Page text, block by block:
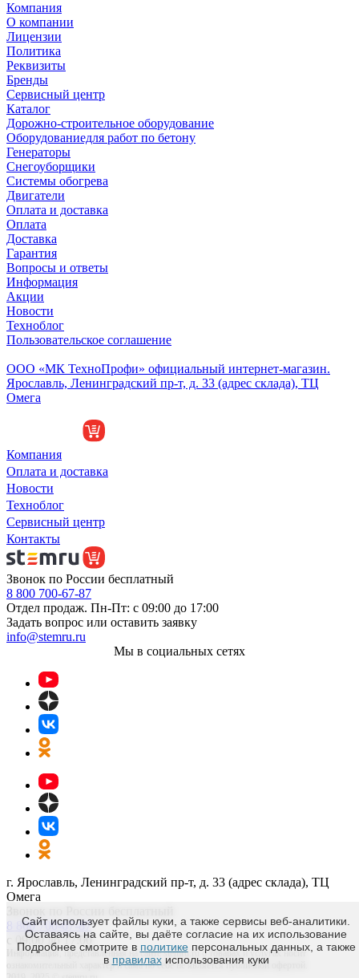
Компания
О компании
Лицензии
Политика
Реквизиты
Бренды
Сервисный центр
Каталог
Дорожно-строительное оборудование
Оборудованиедля работ по бетону
Генераторы
Снегоуборщики
Системы обогрева
Двигатели
Оплата и доставка
Оплата
Доставка
Гарантия
Вопросы и ответы
Информация
Акции
Новости
Техноблог
Пользовательское соглашение
ООО «МК ТехноПрофи» официальный интернет-магазин.
Ярославль, Ленинградский пр-т, д. 33 (адрес склада), ТЦ
Омега
Компания
Оплата и доставка
Новости
Техноблог
Сервисный центр
Контакты
Звонок по России бесплатный
8 800 700-67-87
Отдел продаж. Пн-Пт: с 09:00 до 17:00
Задать вопрос или оставить заявку
info@stemru.ru
Мы в социальных сетях
г. Ярославль, Ленинградский пр-т, д. 33 (адрес склада), ТЦ
Омега
8 800 700-67-87
с 09:00 до 17:00
Информация, представленная на сайте stemru.ru о товарах и услугах носит
ознакомительный характер и сама по себе не является публичной офертой.
Сайт использует файлы куки, а также сервисы веб-аналитики.
Оставаясь на сайте, вы даёте согласие на их использование
Подробнее смотрите в политикеперсональных данных, а также
в правилахиспользования куки